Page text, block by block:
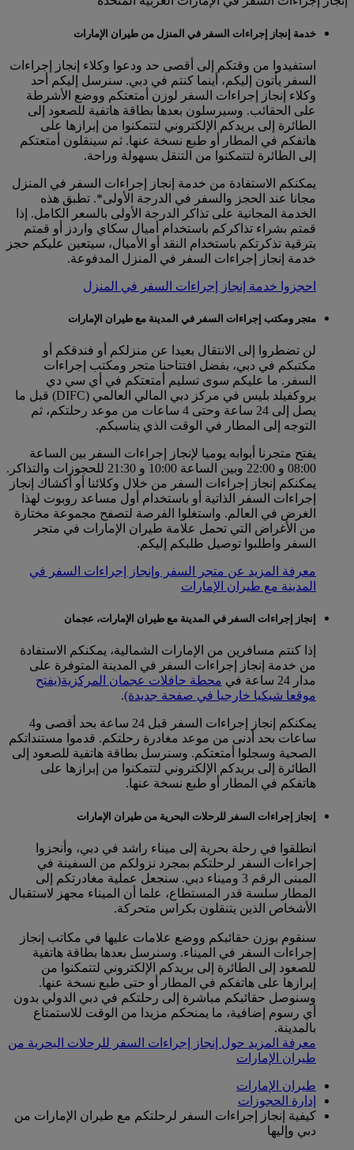
خدمة إنجاز إجراءات السفر في المنزل من طيران الإمارات
استفيدوا من وقتكم إلى أقصى حد ودعوا وكلاء إنجاز إجراءات
السفر يأتون إليكم، أينما كنتم في دبي. سنرسل إليكم أحد
وكلاء إنجاز إجراءات السفر لوزن أمتعتكم ووضع الأشرطة
على الحقائب. وسيرسلون بعدها بطاقة هاتفية للصعود إلى
الطائرة إلى بريدكم الإلكتروني لتتمكنوا من إبرازها على
هاتفكم في المطار أو طبع نسخة عنها. ثم سينقلون أمتعتكم
إلى الطائرة لتتمكنوا من التنقل بسهولة وراحة.
يمكنكم الاستفادة من خدمة إنجاز إجراءات السفر في المنزل
مجانا عند الحجز والسفر في الدرجة الأولى*. تطبق هذه
الخدمة المجانية على تذاكر الدرجة الأولى بالسعر الكامل. إذا
قمتم بشراء تذاكركم باستخدام أميال سكاي واردز أو قمتم
بترقية تذكرتكم باستخدام النقد أو الأميال، سيتعين عليكم حجز
خدمة إنجاز إجراءات السفر في المنزل المدفوعة.
احجزوا خدمة إنجاز إجراءات السفر في المنزل
متجر ومكتب إجراءات السفر في المدينة مع طيران الإمارات
لن تضطروا إلى الانتقال بعيدا عن منزلكم أو فندقكم أو
مكتبكم في دبي، بفضل افتتاحنا متجر ومكتب إجراءات
السفر. ما عليكم سوى تسليم أمتعتكم في أي سي دي
بروكفيلد بليس في مركز دبي المالي العالمي (DIFC) قبل ما
يصل إلى 24 ساعة وحتى 4 ساعات من موعد رحلتكم، ثم
التوجه إلى المطار في الوقت الذي يناسبكم.
يفتح متجرنا أبوابه يوميا لإنجاز إجراءات السفر بين الساعة
08:00 و 22:00 وبين الساعة 10:00 و 21:30 للحجوزات والتذاكر.
يمكنكم إنجاز إجراءات السفر من خلال وكلائنا أو أكشاك إنجاز
إجراءات السفر الذاتية أو باستخدام أول مساعد روبوت لهذا
الغرض في العالم. واستغلوا الفرصة لتصفح مجموعة مختارة
من الأغراض التي تحمل علامة طيران الإمارات في متجر
السفر واطلبوا توصيل طلبكم إليكم.
معرفة المزيد عن متجر السفر وإنجاز إجراءات السفر في
المدينة مع طيران الإمارات
إنجاز إجراءات السفر في المدينة مع طيران الإمارات، عجمان
إذا كنتم مسافرين من الإمارات الشمالية، يمكنكم الاستفادة
من خدمة إنجاز إجراءات السفر في المدينة المتوفرة على
مدار 24 ساعة في
محطة حافلات عجمان المركزية(يفتح
موقعا شبكيا خارجيا في صفحة جديدة).
يمكنكم إنجاز إجراءات السفر قبل 24 ساعة بحد أقصى و4
ساعات بحد أدنى من موعد مغادرة رحلتكم. قدموا مستنداتكم
الصحية وسجلوا أمتعتكم. وسنرسل بطاقة هاتفية للصعود إلى
الطائرة إلى بريدكم الإلكتروني لتتمكنوا من إبرازها على
هاتفكم في المطار أو طبع نسخة عنها.
إنجاز إجراءات السفر للرحلات البحرية من طيران الإمارات
انطلقوا في رحلة بحرية إلى ميناء راشد في دبي، وأنجزوا
إجراءات السفر لرحلتكم بمجرد نزولكم من السفينة في
المبنى الرقم 3 وميناء دبي. سنجعل عملية مغادرتكم إلى
المطار سلسة قدر المستطاع، علما أن الميناء مجهز لاستقبال
الأشخاص الذين يتنقلون بكراس متحركة.
سنقوم بوزن حقائبكم ووضع علامات عليها في مكاتب إنجاز
إجراءات السفر في الميناء. وسنرسل بعدها بطاقة هاتفية
للصعود إلى الطائرة إلى بريدكم الإلكتروني لتتمكنوا من
إبرازها على هاتفكم في المطار أو حتى طبع نسخة عنها.
وسنوصل حقائبكم مباشرة إلى رحلتكم في دبي الدولي بدون
أي رسوم إضافية، ما يمنحكم مزيدا من الوقت للاستمتاع
بالمدينة.
معرفة المزيد حول إنجاز إجراءات السفر للرحلات البحرية من
طيران الإمارات
طيران الإمارات
إدارة الحجوزات
كيفية إنجاز إجراءات السفر لرحلتكم مع طيران الإمارات من
دبي وإليها